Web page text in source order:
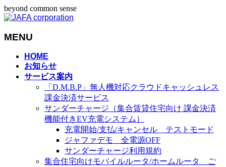
beyond common sense
MENU
HOME
お知らせ
サービス案内
「D.M.B.P」無人機対応クラウドキャッシュレス
課金決済サービス
サンダーチャージ（集合賃貸住宅向け 課金決済
機能付きEV充電システム）
充電開始/支払/キャンセル テストモード
ジャファデモ 全電源OFF
サンダーチャージ利用規約
集合住宅向けモバイルルータ/ホームルータ ご